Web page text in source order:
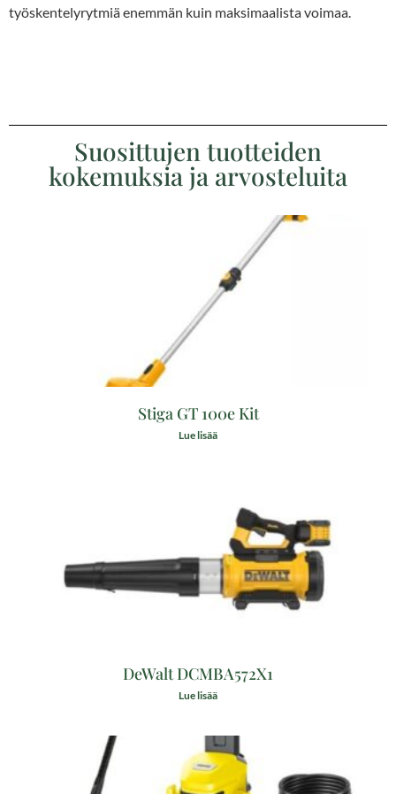
työskentelyrytmiä enemmän kuin maksimaalista voimaa.
Suosittujen tuotteiden
kokemuksia ja arvosteluita
Stiga GT 100e Kit
Lue lisää
DeWalt DCMBA572X1
Lue lisää